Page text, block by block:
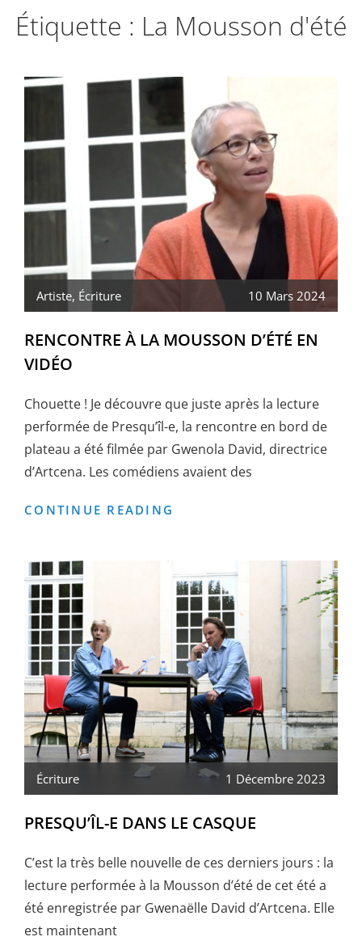
Étiquette : La Mousson d'été
Artiste, Écriture 10 Mars 2024
RENCONTRE À LA MOUSSON D’ÉTÉ EN
VIDÉO
Chouette ! Je découvre que juste après la lecture
performée de Presqu’îl-e, la rencontre en bord de
plateau a été filmée par Gwenola David, directrice
d’Artcena. Les comédiens avaient des
CONTINUE READING
MOUSSON
D’ÉTÉ
EN
VIDÉO
Écriture 1 Décembre 2023
PRESQU’ÎL-E DANS LE CASQUE
C’est la très belle nouvelle de ces derniers jours : la
lecture performée à la Mousson d’été de cet été a
été enregistrée par Gwenaëlle David d’Artcena. Elle
est maintenant